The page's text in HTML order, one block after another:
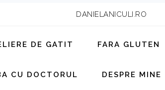
DANIELANICULI.RO
DE GATIT FARA GLUTEN
CU DOCTORUL DESPRE MINE